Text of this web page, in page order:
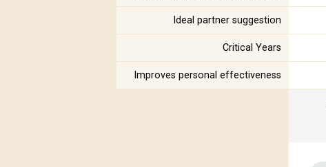
Ideal partner suggestion
Critical Years
Improves personal effectiveness